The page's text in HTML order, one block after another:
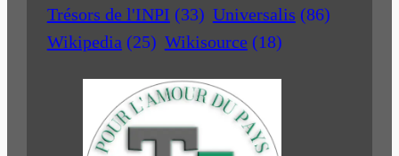
Trésors de l'INPI (33) Universalis (86)
Wikipedia (25) Wikisource (18)